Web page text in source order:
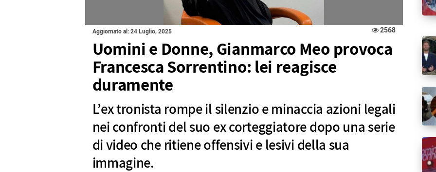
Aggiornato al: 24 Luglio, 2025 2568
Uomini e Donne, Gianmarco Meo provoca
Francesca Sorrentino: lei reagisce
duramente
L’ex tronista rompe il silenzio e minaccia azioni legali
nei confronti del suo ex corteggiatore dopo una serie
di video che ritiene offensivi e lesivi della sua
immagine.